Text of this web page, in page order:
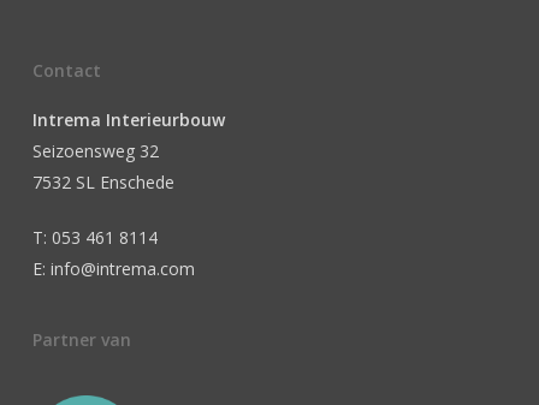
Contact
Intrema Interieurbouw
Seizoensweg 32
7532 SL Enschede
T: 053 461 8114
E: info@intrema.com
Partner van